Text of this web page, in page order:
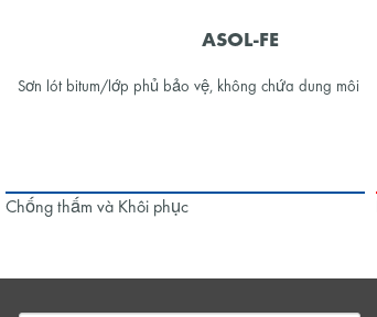
ASOL-FE
Sơn lót bitum/lớp phủ bảo vệ, không chứa dung môi
Chống thấm và Khôi phục